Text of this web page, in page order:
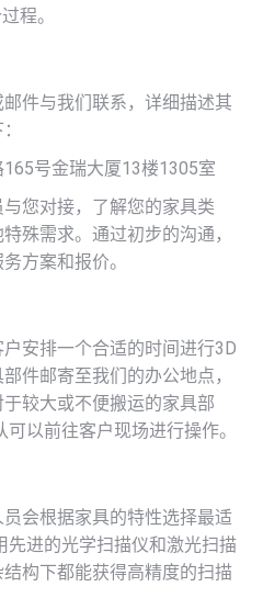
程。
件与我们联系，详细描述其
号金瑞大厦13楼1305室
您对接，了解您的家具类
殊需求。通过初步的沟通，
方案和报价。
安排一个合适的时间进行3D
件邮寄至我们的办公地点，
较大或不便搬运的家具部
以前往客户现场进行操作。
会根据家具的特性选择最适
先进的光学扫描仪和激光扫描
构下都能获得高精度的扫描